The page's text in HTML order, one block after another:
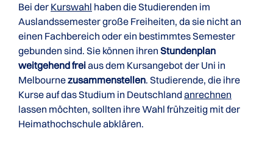
Bei der Kurswahl haben die Studierenden im
Auslandssemester große Freiheiten, da sie nicht an
einen Fachbereich oder ein bestimmtes Semester
gebunden sind. Sie können ihren Stundenplan
weitgehend freiaus dem Kursangebot der Uni in
Melbournezusammenstellen. Studierende, die ihre
Kurse auf das Studium in Deutschland anrechnen
lassen möchten, sollten ihre Wahl frühzeitig mit der
Heimathochschule abklären.